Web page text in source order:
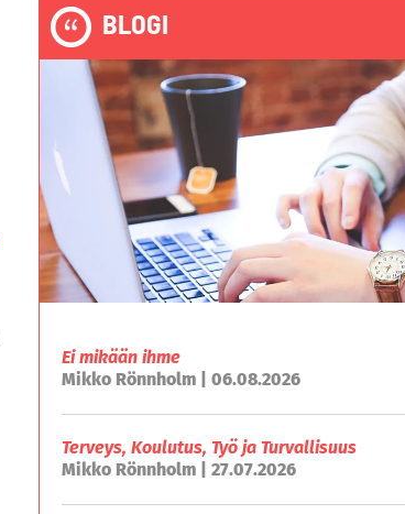
BLOGI
Ei mikään ihme
Mikko Rönnholm | 06.08.2026
Terveys, Koulutus, Työ ja Turvallisuus
Mikko Rönnholm | 27.07.2026